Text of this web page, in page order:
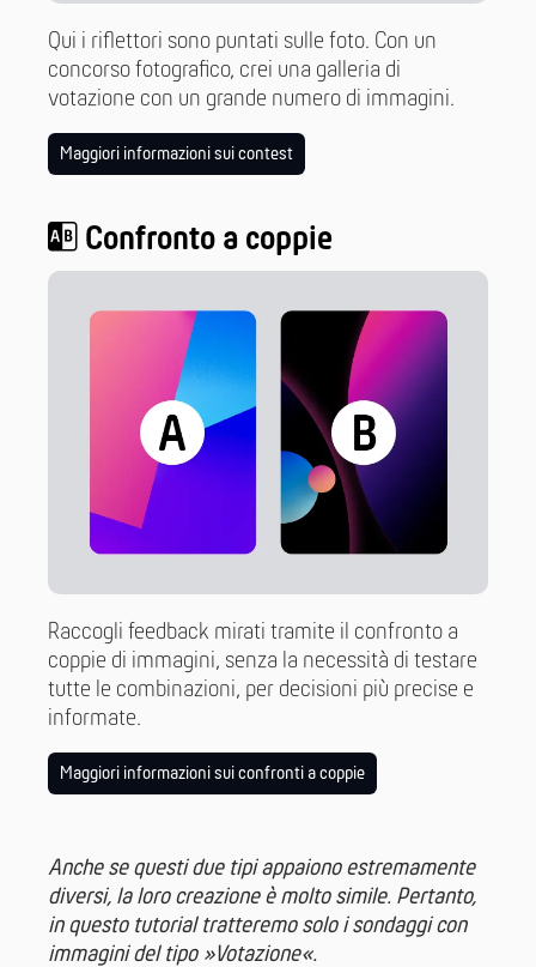
Qui i riflettori sono puntati sulle foto. Con un
concorso fotografico, crei una galleria di
votazione con un grande numero di immagini.
Maggiori informazioni sui contest
Confronto a coppie
Raccogli feedback mirati tramite il confronto a
coppie di immagini, senza la necessità di testare
tutte le combinazioni, per decisioni più precise e
informate.
Maggiori informazioni sui confronti a coppie
Anche se questi due tipi appaiono estremamente
diversi, la loro creazione è molto simile. Pertanto,
in questo tutorial tratteremo solo i sondaggi con
immagini del tipo »Votazione«.